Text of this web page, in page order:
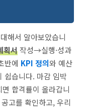
해서 알아보았습니
획서작성→실행·성과
반에 KPI 정의와 예산
쉽습니다. 마감 임박
합격률이 올라갑니
고를 확인하고, 우리